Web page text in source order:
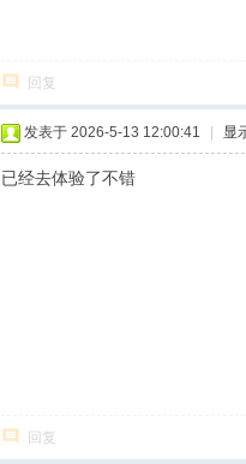
回复
发表于 2026-5-13 12:00:41 显
已经去体验了不错
回复